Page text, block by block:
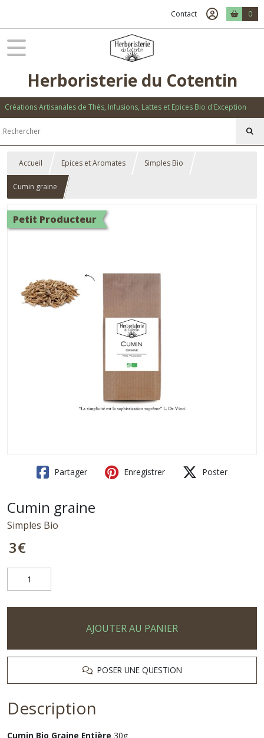
Contact 0
Herboristerie du Cotentin
Créations Artisanales de Thés, Infusions, Lattes et Epices Bio d'Exception
Accueil Epices et Aromates Simples Bio
Cumin graine
Petit Producteur
Partager Enregistrer Poster
Cumin graine
Simples Bio
3€
AJOUTER AU PANIER
POSER UNE QUESTION
Description
Cumin Bio Graine Entière 30g